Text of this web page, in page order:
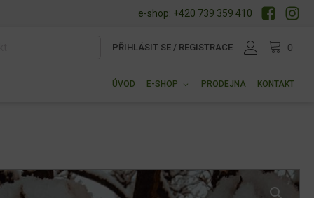
e-shop: +420 739 359 410
PŘIHLÁSIT SE / REGISTRACE
ÚVOD E-SHOP PRODEJNA KONTAKT